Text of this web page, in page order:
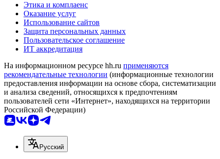
Этика и комплаенс
Оказание услуг
Использование сайтов
Защита персональных данных
Пользовательское соглашение
ИТ аккредитация
На информационном ресурсе hh.ru применяются
рекомендательные технологии (информационные технологии
предоставления информации на основе сбора, систематизации
и анализа сведений, относящихся к предпочтениям
пользователей сети «Интернет», находящихся на территории
Российской Федерации)
Русский